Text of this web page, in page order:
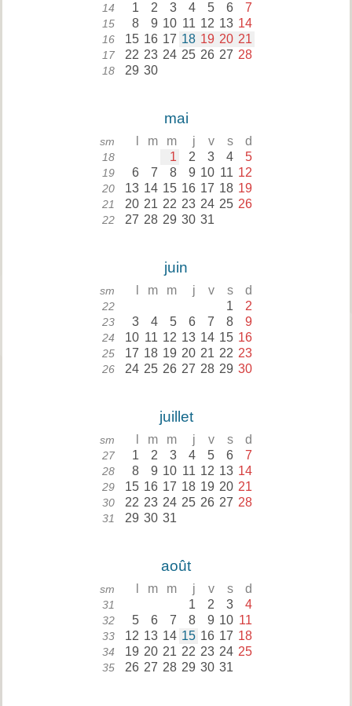
14 1 2 3 4 5 6 7
15 8 9 10 11 12 13 14
16 15 16 17 18 19 20 21
17 22 23 24 25 26 27 28
18 29 30
mai
sm m m j v s d
18 1 2 3 4 5
19 6 7 8 9 10 11 12
20 13 14 15 16 17 18 19
21 20 21 22 23 24 25 26
22 27 28 29 30 31
juin
sm m m j v s d
22 1 2
23 3 4 5 6 7 8 9
24 10 11 12 13 14 15 16
25 17 18 19 20 21 22 23
26 24 25 26 27 28 29 30
juillet
sm m m j v s d
27 1 2 3 4 5 6 7
28 8 9 10 11 12 13 14
29 15 16 17 18 19 20 21
30 22 23 24 25 26 27 28
31 29 30 31
août
sm m m j v s d
31 1 2 3 4
32 5 6 7 8 9 10 11
33 12 13 14 15 16 17 18
34 19 20 21 22 23 24 25
35 26 27 28 29 30 31